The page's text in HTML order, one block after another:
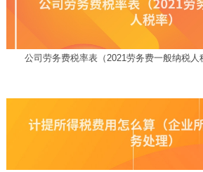
公司劳务费税率表（2021劳务费一般纳税人